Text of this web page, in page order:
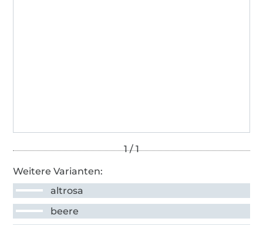
Weitere Varianten:
altrosa
beere